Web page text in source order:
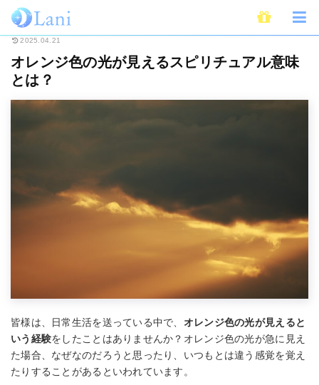
ホーム スピリチュアル オレンジ色の光が見えるスピリチュアル意味とは？
2025.04.21
オレンジ色の光が見えるスピリチュアル意味
とは？
皆様は、日常生活を送っている中で、 オレンジ色の光が見えると
いう経験をしたことはありませんか？オレンジ色の光が急に見え
た場合、なぜなのだろうと思ったり、いつもとは違う感覚を覚え
たりすることがあるといわれています。